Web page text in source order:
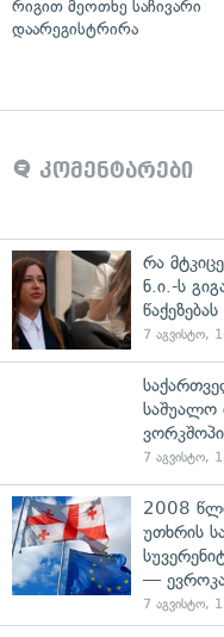
რიგით მეოთხე საჩივარი
დაარეგისტრირა
კომენტარები
რა
ნ.ი.-ს
7 აგვისტო,
საშუალო
7 აგვისტო,
2008
უთხრის
—
7 აგვისტო,